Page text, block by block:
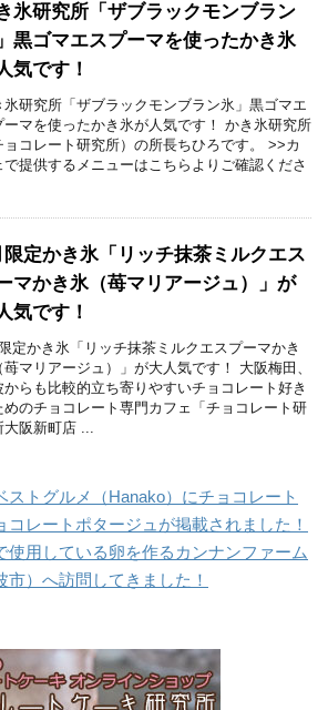
氷研究所「ザブラックモンブラン
黒ゴマエスプーマを使ったかき氷
気です！
氷研究所「ザブラックモンブラン氷」黒ゴマエ
ーマを使ったかき氷が人気です！ かき氷研究所
ョコレート研究所）の所長ちひろです。 >>カ
で提供するメニューはこちらよりご確認くださ
限定かき氷「リッチ抹茶ミルクエス
マかき氷（苺マリアージュ）」が
気です！
定かき氷「リッチ抹茶ミルクエスプーマかき
苺マリアージュ）」が大人気です！ 大阪梅田、
からも比較的立ち寄りやすいチョコレート好き
めのチョコレート専門カフェ「チョコレート研
大阪新町店 ...
ストグルメ（Hanako）にチョコレート
コレートポタージュが掲載されました！
使用している卵を作るカンナンファーム
市）へ訪問してきました！